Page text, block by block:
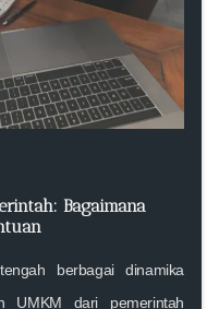
Bagaimana
berbagai dinamika
UMKM dari pemerintah